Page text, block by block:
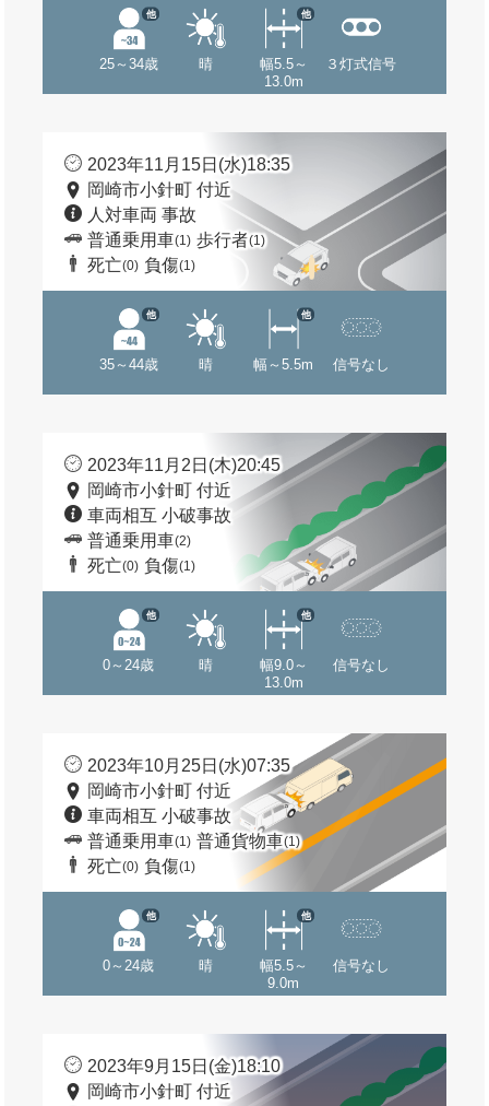
25～34歳
他
晴
幅5.5～
13.0m
他
３灯式信号
2023年11月15日(水)18:35
岡崎市小針町 付近
人対車両 事故
普通乗用車(1) 歩行者(1)
死亡(0) 負傷(1)
35～44歳
他
晴 幅～5.5m
他
信号なし
2023年11月2日(木)20:45
岡崎市小針町 付近
車両相互 小破事故
普通乗用車(2)
死亡(0) 負傷(1)
0～24歳
他
晴
幅9.0～
13.0m
他
信号なし
2023年10月25日(水)07:35
岡崎市小針町 付近
車両相互 小破事故
普通乗用車(1) 普通貨物車(1)
死亡(0) 負傷(1)
0～24歳
他
晴
幅5.5～
9.0m
他
信号なし
2023年9月15日(金)18:10
岡崎市小針町 付近